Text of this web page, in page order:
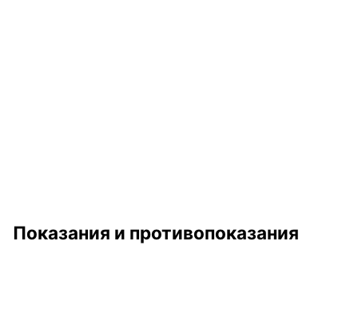
Показания и противопоказания